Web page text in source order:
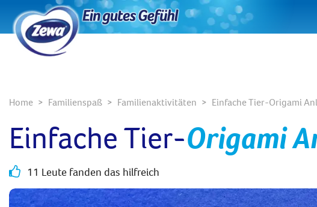
Home Familienspaß Familienaktivitäten Einfache Tier-Origami
Einfache Tier-Origami
11 Leute fanden das hilfreich